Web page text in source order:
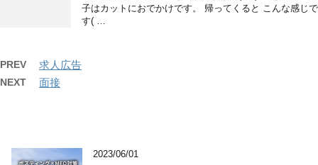
子はカットにおでかけです。 帰ってくると こんな感じで
す( …
PREV 求人広告
NEXT 面接
2023/06/01